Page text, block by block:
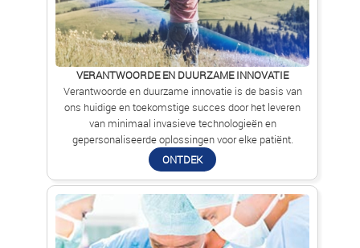
VERANTWOORDE EN DUURZAME INNOVATIE
Verantwoorde en duurzame innovatie is de basis van
ons huidige en toekomstige succes door het leveren
van minimaal invasieve technologieën en
gepersonaliseerde oplossingen voor elke patiënt.
ONTDEK